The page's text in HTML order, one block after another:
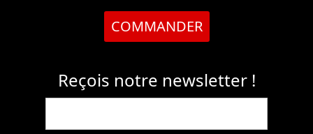
COMMANDER
Reçois notre newsletter !